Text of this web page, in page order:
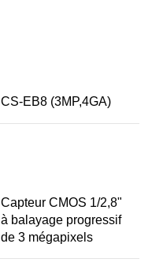
CS-EB8 (3MP,4GA)
Capteur CMOS 1/2,8"
à balayage progressif
de 3 mégapixels